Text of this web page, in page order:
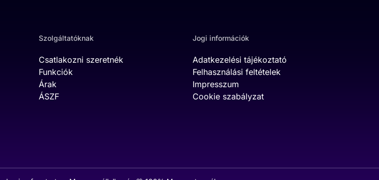
Szolgáltatóknak
Csatlakozni szeretnék
Funkciók
Árak
ÁSZF
Jogi információk
Adatkezelési tájékoztató
Felhasználási feltételek
Impresszum
Cookie szabályzat